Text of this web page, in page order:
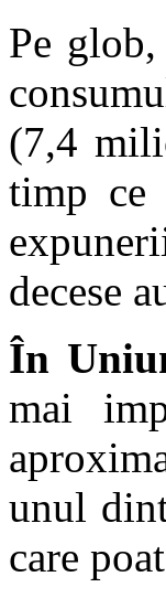
Pe
(7,4
timp ce
decese
În
mai
unul
care